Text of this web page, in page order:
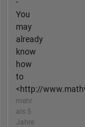
You
may
already
know
how
to
<http://
mehr
als 5
Jahre